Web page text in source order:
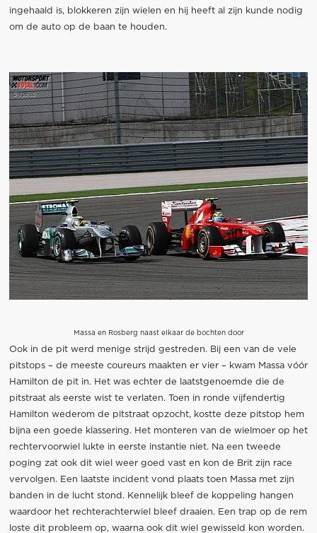
ingehaald is, blokkeren zijn wielen en hij heeft al zijn kunde nodig
om de auto op de baan te houden.
Massa en Rosberg naast elkaar de bochten door
Ook in de pit werd menige strijd gestreden. Bij een van de vele
pitstops – de meeste coureurs maakten er vier – kwam Massa vóór
Hamilton de pit in. Het was echter de laatstgenoemde die de
pitstraat als eerste wist te verlaten. Toen in ronde vijfendertig
Hamilton wederom de pitstraat opzocht, kostte deze pitstop hem
bijna een goede klassering. Het monteren van de wielmoer op het
rechtervoorwiel lukte in eerste instantie niet. Na een tweede
poging zat ook dit wiel weer goed vast en kon de Brit zijn race
vervolgen. Een laatste incident vond plaats toen Massa met zijn
banden in de lucht stond. Kennelijk bleef de koppeling hangen
waardoor het rechterachterwiel bleef draaien. Een trap op de rem
loste dit probleem op, waarna ook dit wiel gewisseld kon worden.